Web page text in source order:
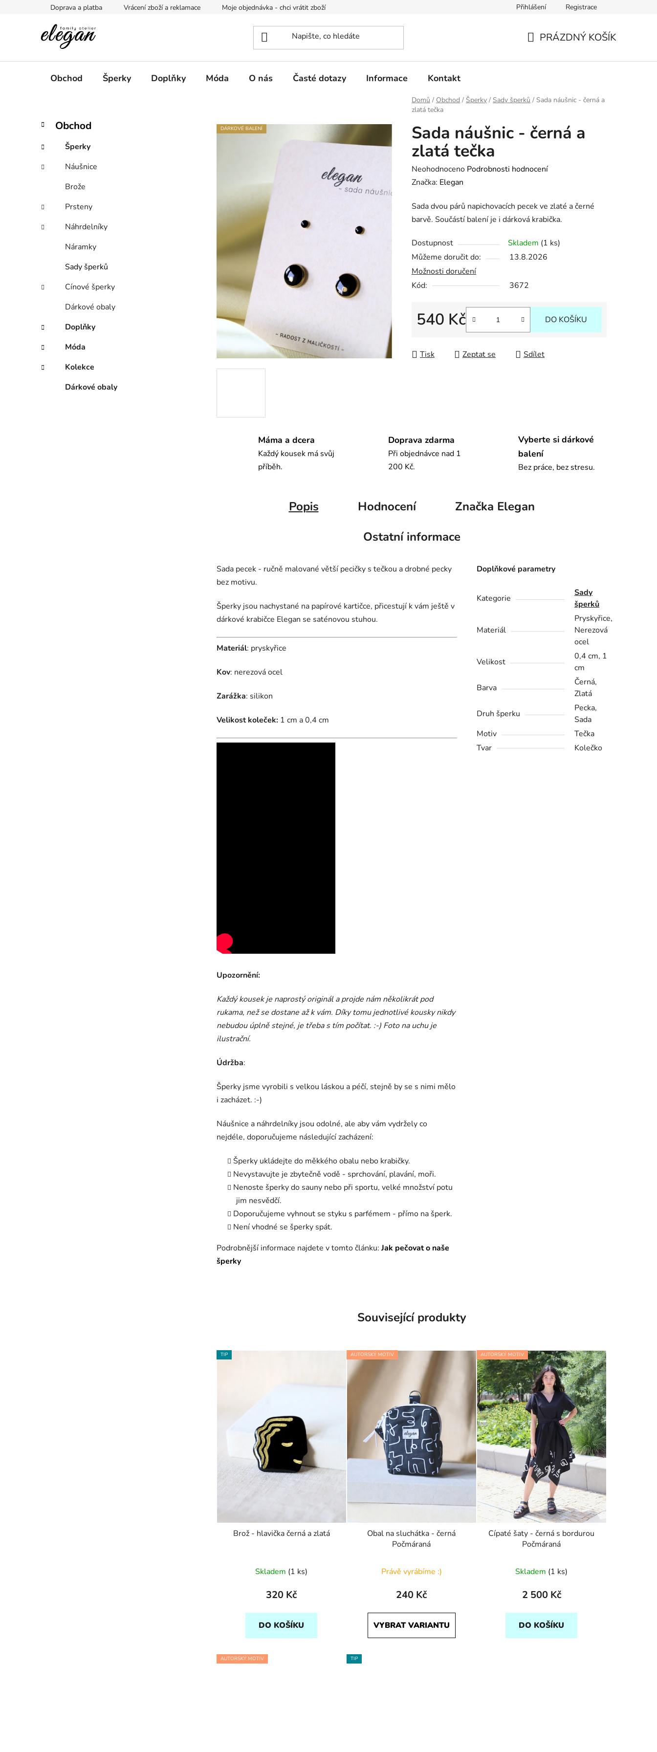
Doprava a platba Vrácení zboží a reklamace Moje objednávka - chci vrátit zboží Podmínky ochrany osobních údajů Ověřování recenzí
Přihlášení Registrace
PRÁZDNÝ KOŠÍK
Obchod Šperky Doplňky Móda O nás Časté dotazy Informace Kontakt
Domů / Obchod / Šperky / Sady šperků / Sada náušnic - černá a
zlatá tečka
P
s
r
n
í
l
Přeskočit
kategorie
K
a
e
g
o
e
Obchod
Šperky
Náušnice
Brože
Prsteny
Náhrdelníky
Náramky
Sady šperků
Cínové šperky
Dárkové obaly
Doplňky
Móda
Kolekce
Dárkové obaly
Sada náušnic - černá a
zlatá tečka
Průměrné
hodnocení
je
0,0
5
hvězdiček.
Neohodnoceno Podrobnosti hodnocení
Značka: Elegan
Sada dvou párů napichovacích pecek ve zlaté a černé
barvě. Součástí balení je i dárková krabička.
Dostupnost Skladem (1 ks)
Můžeme doručit do:
13.8.2026
Možnosti doručení
Kód:
3672
540 Kč DO KOŠÍKU
Tisk Zeptat se Sdílet
DÁRKOVÉ BALENÍ
Máma a dcera
Každý kousek má svůj
příběh.
Doprava zdarma
Při objednávce nad 1
200 Kč.
Vyberte si dárkové
balení
Bez práce, bez stresu.
Popis Hodnocení Značka Elegan
Ostatní informace
Sada pecek - ručně malované větší pecičky s tečkou a drobné pecky
bez motivu.
Šperky jsou nachystané na papírové kartičce, přicestují k vám ještě v
dárkové krabičce Elegan se saténovou stuhou.
Materiál: pryskyřice
Kov: nerezová ocel
Zarážka: silikon
Velikost koleček: 1 cm a 0,4 cm
Upozornění:
Každý kousek je naprostý originál a projde nám několikrát pod
rukama, než se dostane až k vám. Díky tomu jednotlivé kousky nikdy
nebudou úplně stejné, je třeba s tím počítat. :-) Foto na uchu je
ilustrační.
Údržba:
Šperky jsme vyrobili s velkou láskou a péčí, stejně by se s nimi mělo
i zacházet. :-)
Náušnice a náhrdelníky jsou odolné, ale aby vám vydržely co
nejdéle, doporučujeme následující zacházení:
Šperky ukládejte do měkkého obalu nebo krabičky.
Nevystavujte je zbytečně vodě - sprchování, plavání, moři.
Nenoste šperky do sauny nebo při sportu, velké množství potu
jim nesvědčí.
Doporučujeme vyhnout se styku s parfémem - přímo na šperk.
Není vhodné se šperky spát.
Podrobnější informace najdete v tomto článku:Jak pečovat o naše
šperky
Doplňkové parametry
Kategorie
Sady
šperků
Materiál
Pryskyřice,
Nerezová
ocel
Velikost
0,4 cm, 1
cm
Barva
Černá,
Zlatá
Druh šperku
Pecka,
Sada
Motiv
Tečka
Tvar
Kolečko
Související produkty
TIP
Brož - hlavička černá a zlatá
Skladem (1 ks)
320 Kč
DO KOŠÍKU
AUTORSKÝ MOTIV
Obal na sluchátka - černá
Počmáraná
Právě vyrábíme :)
240 Kč
VYBRAT VARIANTU
AUTORSKÝ MOTIV
Cípaté šaty - černá s bordurou
Počmáraná
Skladem (1 ks)
2 500 Kč
DO KOŠÍKU
AUTORSKÝ MOTIV TIP